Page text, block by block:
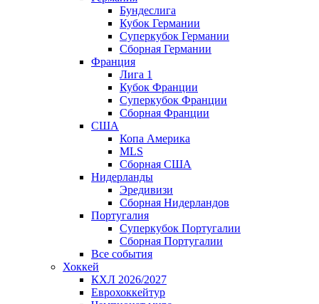
Бундеслига
Кубок Германии
Суперкубок Германии
Сборная Германии
Франция
Лига 1
Кубок Франции
Суперкубок Франции
Сборная Франции
США
Копа Америка
MLS
Сборная США
Нидерланды
Эредивизи
Сборная Нидерландов
Португалия
Суперкубок Португалии
Сборная Португалии
Все события
Хоккей
КХЛ 2026/2027
Еврохоккейтур